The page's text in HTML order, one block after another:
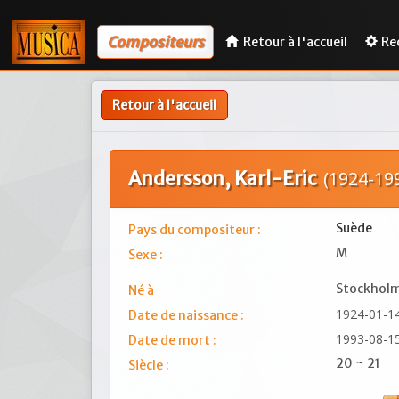
Compositeurs Retour à l'accueil
Retour à l'accueil
Andersson, Karl-Eric (1924-
Pays du compositeur :
Suède
Sexe :
M
Né à
Date de naissance :
1924-01-
Date de mort : 1993-08-
Siècle : 20 ~ 21